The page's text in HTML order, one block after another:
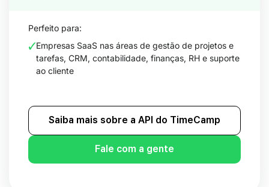
Perfeito para:
Empresas SaaS nas áreas de gestão de projetos e
tarefas, CRM, contabilidade, finanças, RH e suporte
ao cliente
Saiba mais sobre a API do TimeCamp
Fale com a gente